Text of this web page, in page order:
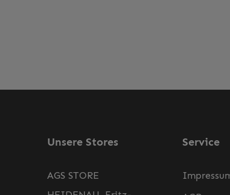
Unsere Stores
AGS STORE
Service